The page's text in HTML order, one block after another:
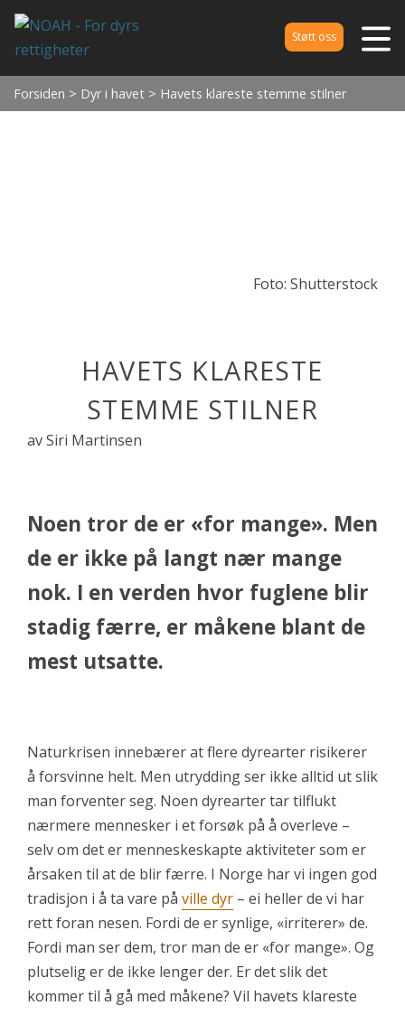
Støtt oss
Forsiden > Dyr i havet > Havets klareste stemme stilner
Foto: Shutterstock
HAVETS KLARESTE
STEMME STILNER
av Siri Martinsen
Noen tror de er «for mange». Men
de er ikke på langt nær mange
nok. I en verden hvor fuglene blir
stadig færre, er måkene blant de
mest utsatte.
Naturkrisen innebærer at flere dyrearter risikerer
å forsvinne helt. Men utrydding ser ikke alltid ut slik
man forventer seg. Noen dyrearter tar tilflukt
nærmere mennesker i et forsøk på å overleve –
selv om det er menneskeskapte aktiviteter som er
årsaken til at de blir færre. I Norge har vi ingen god
tradisjon i å ta vare på ville dyr – ei heller de vi har
rett foran nesen. Fordi de er synlige, «irriterer» de.
Fordi man ser dem, tror man de er «for mange». Og
plutselig er de ikke lenger der. Er det slik det
kommer til å gå med måkene? Vil havets klareste